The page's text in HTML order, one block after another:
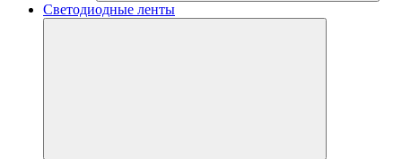
Светодиодные ленты